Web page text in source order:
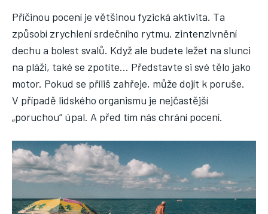
STRAVA
FITNESS
HUBNUTÍ
JÓGA
Příčinou pocení je většinou fyzická aktivita. Ta
způsobí zrychlení srdečního rytmu, zintenzivnění
dechu a bolest svalů. Když ale budete ležet na slunci
na pláži, také se zpotíte… Představte si své tělo jako
motor. Pokud se příliš zahřeje, může dojít k poruše.
V případě lidského organismu je nejčastější
„poruchou“ úpal. A před tím nás chrání pocení.